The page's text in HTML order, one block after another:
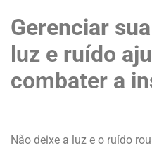
Gerenciar
luz e ruído
combater a
Não deixe a luz e o ruído